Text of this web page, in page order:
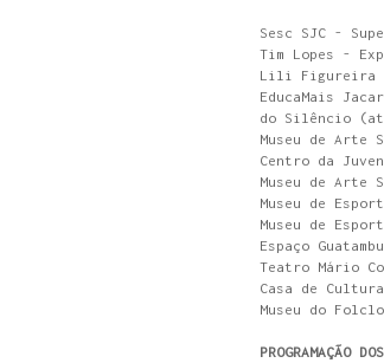
Sesc SJC -
Tim Lopes -
Lili Figureira -
EducaMais
do Silêncio
Museu de Arte
Centro da
Museu de Arte
Museu de
Museu de
Espaço
Teatro Mário
Casa de
Museu do
PROGRAMAÇÃO